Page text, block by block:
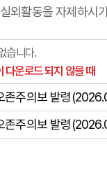
외활동을 자제하시
습니다.
다운로드 되지 않을 때
존주의보 발령
존주의보 발령